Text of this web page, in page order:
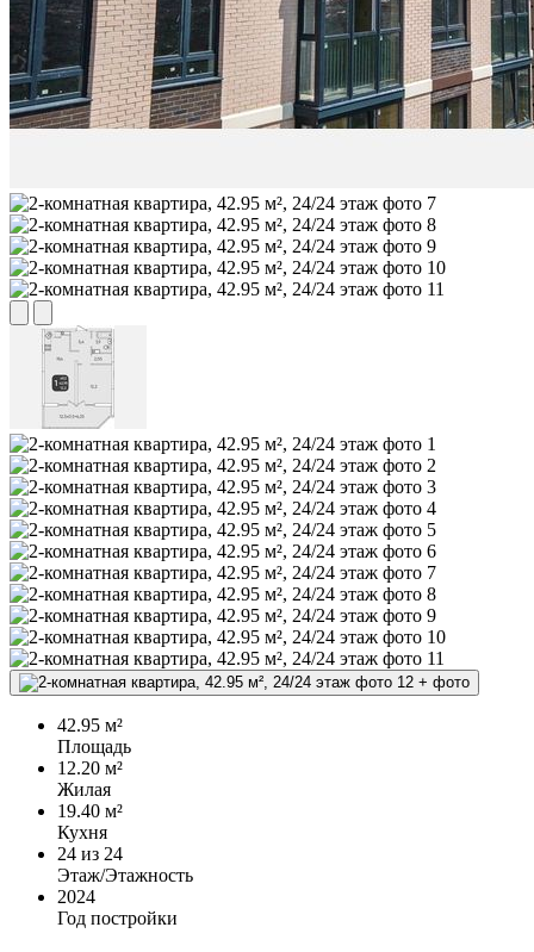
+ фото
42.95 м²
Площадь
12.20 м²
Жилая
19.40 м²
Кухня
24 из 24
Этаж/Этажность
2024
Год постройки